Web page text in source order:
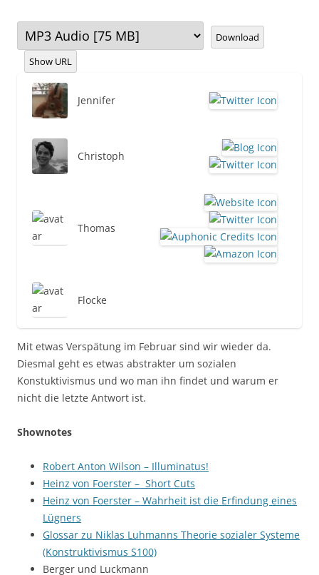
Download
Show URL
Jennifer
Christoph
Thomas
Flocke
Mit etwas Verspätung im Februar sind wir wieder da.
Diesmal geht es etwas abstrakter um sozialen
Konstuktivismus und wo man ihn findet und warum er
nicht die letzte Antwort ist.
Shownotes
Robert Anton Wilson – Illuminatus!
Heinz von Foerster – Short Cuts
Heinz von Foerster – Wahrheit ist die Erfindung eines
Lügners
Glossar zu Niklas Luhmanns Theorie sozialer Systeme
(Konstruktivismus S100)
Berger und Luckmann